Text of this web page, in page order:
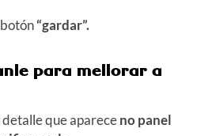
“gardar”.
para mellorar a
que apareceno panel